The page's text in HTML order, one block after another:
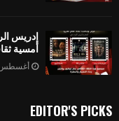
إدريس
أمسية
أغسطس 7,
EDITOR'S PICKS